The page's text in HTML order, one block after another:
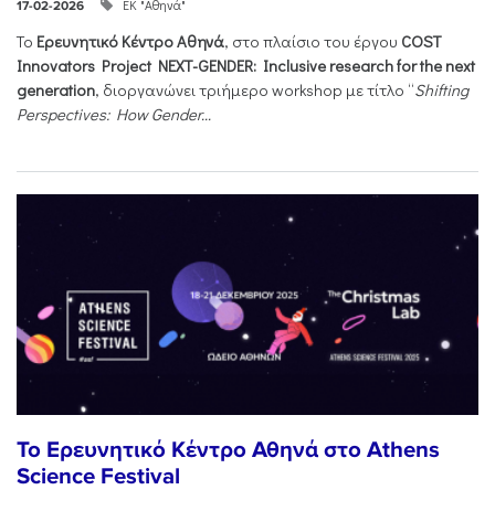
17-02-2026 ΕΚ "Αθηνά"
Το Ερευνητικό Κέντρο Αθηνά, στο πλαίσιο του έργου COST
Innovators Project NEXT-GENDER: Inclusive research for the next
generation, διοργανώνει τριήμερο workshop με τίτλο “Shifting
Perspectives: How Gender...
Το Ερευνητικό Κέντρο Αθηνά στο Athens
Science Festival